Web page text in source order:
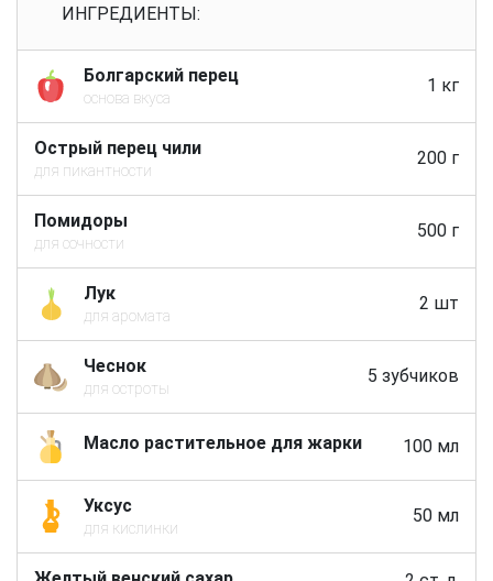
ИНГРЕДИЕНТЫ:
Болгарский перец
основа вкуса
1 кг
Острый перец чили
для пикантности
200 г
Помидоры
для сочности
500 г
Лук
для аромата
2 шт
Чеснок
для остроты
5 зубчиков
Масло растительное для жарки 100 мл
Уксус
для кислинки
50 мл